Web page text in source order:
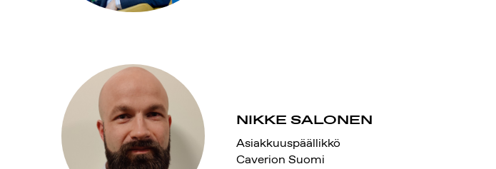
NIKKE SALONEN
Asiakkuuspäällikkö
Caverion Suomi